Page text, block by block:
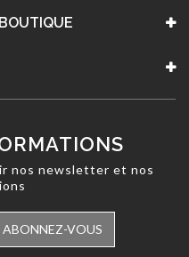
nos newsletter et nos
ABONNEZ-VOUS